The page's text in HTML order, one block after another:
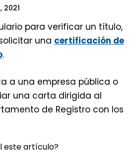
2021
para verificar un título,
una certificación de
.
a una empresa pública o
una carta dirigida al
de Registro con los
este artículo?